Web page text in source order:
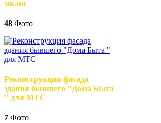
мк-он
48 Фото
Реконструкция фасада
здания бывшего "Дома Быта
" для МТС
7 Фото